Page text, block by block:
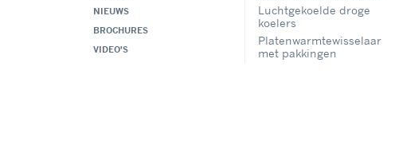
NIEUWS
BROCHURES
VIDEO'S
Luchtgekoelde droge
koelers
Platenwarmtewisselaar
met pakkingen